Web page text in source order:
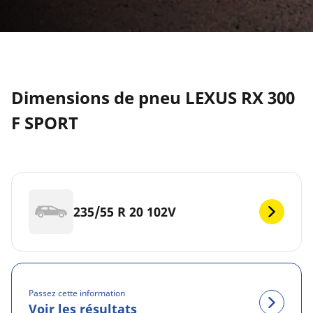
Dimensions de pneu LEXUS RX 300
F SPORT
235/55 R 20 102V
Passez cette information
Voir les résultats